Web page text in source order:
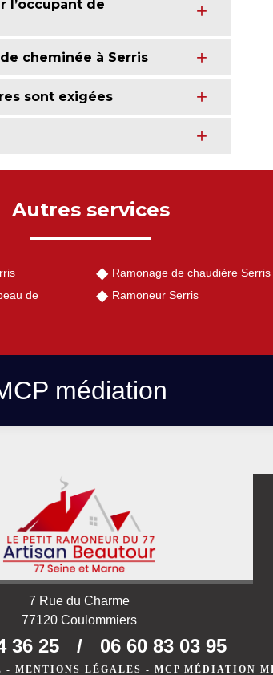
l’occupant de
cheminée à Serris
sont exigées
Autres services
de
Ramonage de chaudière Serris
Ramoneur Serris
médiation
7 Rue du Charme
77120 Coulommiers
36 25 / 06 60 83 03 95
- MENTIONS LÉGALES - MCP MÉDIATION